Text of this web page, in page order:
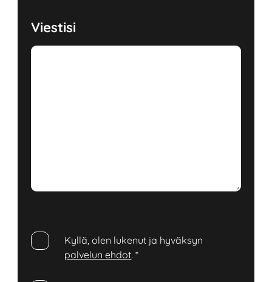
Viestisi
Kyllä, olen lukenut ja hyväksyn
palvelun ehdot.*